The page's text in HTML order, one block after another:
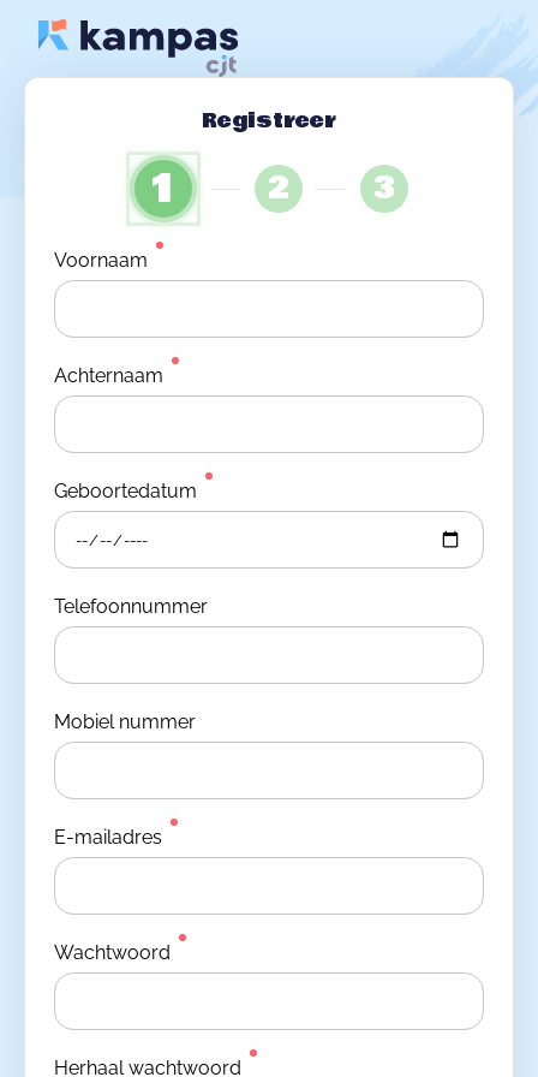
Registreer
1 2 3
Voornaam
Achternaam
Geboortedatum
Telefoonnummer
Mobiel nummer
E-mailadres
Wachtwoord
Herhaal wachtwoord